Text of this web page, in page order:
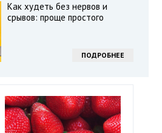
Как худеть без нервов и
срывов: проще простого
ПОДРОБНЕЕ